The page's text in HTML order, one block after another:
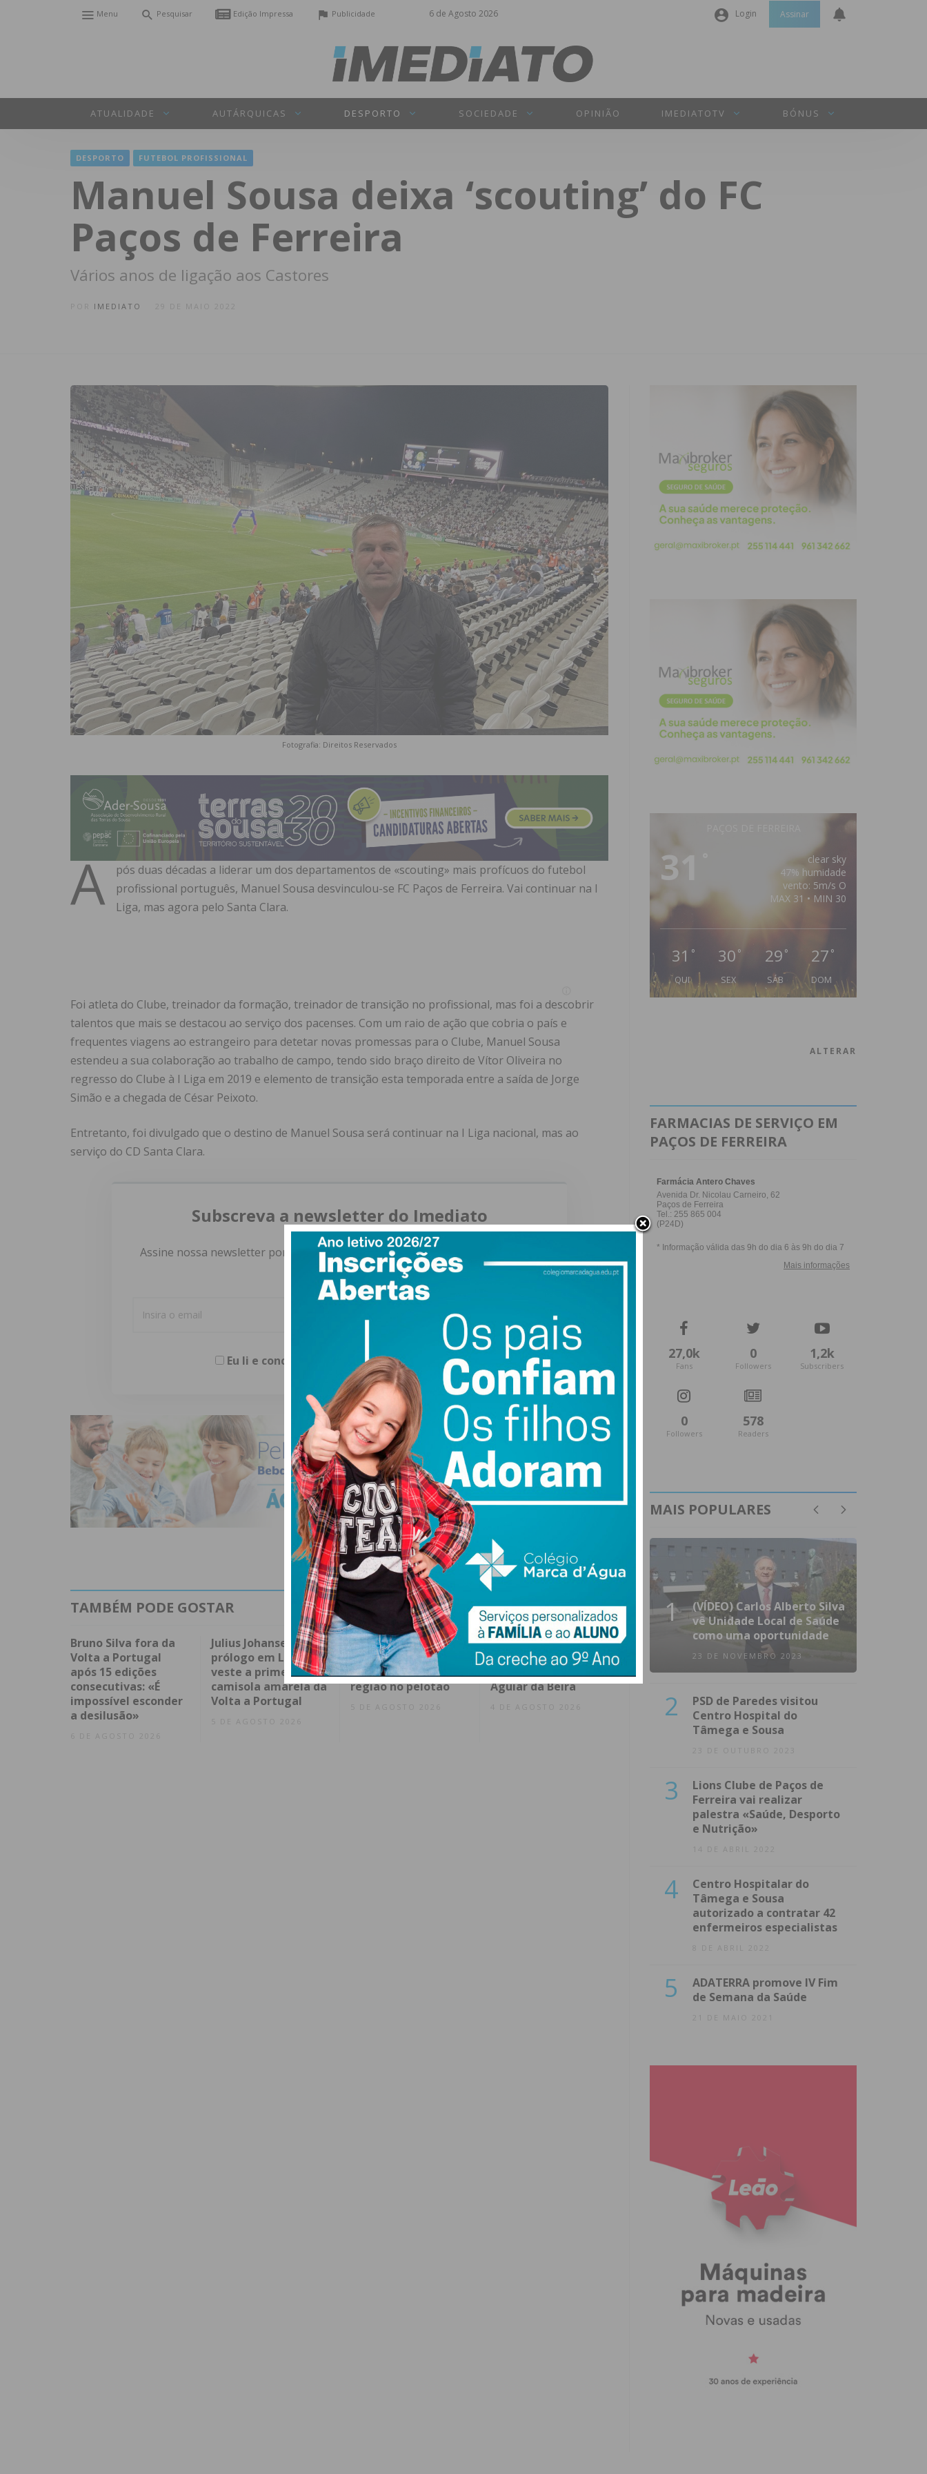
6 de Agosto 2026
Menu Pesquisar Edição Impressa Publicidade Login
Senha
INICIAR SESSÃO
Assinar
ATUALIDADE AUTÁRQUICAS DESPORTO SOCIEDADE OPINIÃO IMEDIATOTV BÓNUS
DESPORTO FUTEBOL PROFISSIONAL
Manuel Sousa deixa ‘scouting’ do FC
Paços de Ferreira
Vários anos de ligação aos Castores
IMEDIATO 29 DE MAIO 2022
Fotografia: Direitos Reservados
A
pós duas décadas a liderar um dos departamentos de «scouting» mais profícuos do futebol
profissional português, Manuel Sousa desvinculou-se FC Paços de Ferreira. Vai continuar na I
Liga, mas agora pelo Santa Clara.
Foi atleta do Clube, treinador da formação, treinador de transição no profissional, mas foi a descobrir
talentos que mais se destacou ao serviço dos pacenses. Com um raio de ação que cobria o país e
frequentes viagens ao estrangeiro para detetar novas promessas para o Clube, Manuel Sousa
estendeu a sua colaboração ao trabalho de campo, tendo sido braço direito de Vítor Oliveira no
regresso do Clube à I Liga em 2019 e elemento de transição esta temporada entre a saída de Jorge
Simão e a chegada de César Peixoto.
Entretanto, foi divulgado que o destino de Manuel Sousa será continuar na I Liga nacional, mas ao
serviço do CD Santa Clara.
Subscreva a newsletter do Imediato
Assine nossa newsletter por e-mail e obtenha de forma regular a informação
atualizada.
Eu li e concordo com os termos e condições
TAMBÉM PODE GOSTAR
Bruno Silva fora da
Volta a Portugal
após 15 edições
consecutivas: «É
impossível esconder
a desilusão»
6 DE AGOSTO 2026
Julius Johansen vence
prólogo em Lisboa e
veste a primeira
camisola amarela da
Volta a Portugal
5 DE AGOSTO 2026
Arranca hoje a 87ª
Volta a Portugal com
vários ciclistas da
região no pelotão
5 DE AGOSTO 2026
Luiz Carlos regressa
da reforma aos 41
anos para reforçar o
Aguiar da Beira
4 DE AGOSTO 2026
31
clear sky
47% humidade
vento: 5m/s O
MAX 31 • MIN 30
31 °
QUI
30 °
SEX
29 °
SÁB
27 °
DOM
ALTERAR
FARMACIAS DE SERVIÇO EM
PAÇOS DE FERREIRA
27,0k
Fans
0
Followers
1,2k
Subscribers
0
Followers
578
Readers
MAIS POPULARES
1
(VÍDEO) Carlos Alberto Silva
vê Unidade Local de Saúde
como uma oportunidade
23 DE NOVEMBRO 2023
2
PSD de Paredes visitou
Centro Hospital do
Tâmega e Sousa
23 DE OUTUBRO 2023
3
Lions Clube de Paços de
Ferreira vai realizar
palestra «Saúde, Desporto
e Nutrição»
14 DE ABRIL 2022
4
Centro Hospitalar do
Tâmega e Sousa
autorizado a contratar 42
enfermeiros especialistas
8 DE ABRIL 2022
5
ADATERRA promove IV Fim
de Semana da Saúde
21 DE MAIO 2021